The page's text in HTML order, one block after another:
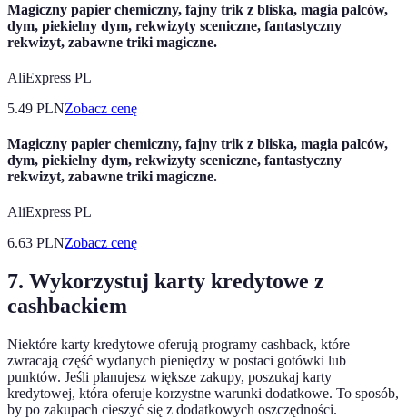
Magiczny papier chemiczny, fajny trik z bliska, magia palców,
dym, piekielny dym, rekwizyty sceniczne, fantastyczny
rekwizyt, zabawne triki magiczne.
AliExpress PL
5.49 PLNZobacz cenę
Magiczny papier chemiczny, fajny trik z bliska, magia palców,
dym, piekielny dym, rekwizyty sceniczne, fantastyczny
rekwizyt, zabawne triki magiczne.
AliExpress PL
6.63 PLNZobacz cenę
7. Wykorzystuj karty kredytowe z
cashbackiem
Niektóre karty kredytowe oferują programy cashback, które
zwracają część wydanych pieniędzy w postaci gotówki lub
punktów. Jeśli planujesz większe zakupy, poszukaj karty
kredytowej, która oferuje korzystne warunki dodatkowe. To sposób,
by po zakupach cieszyć się z dodatkowych oszczędności.